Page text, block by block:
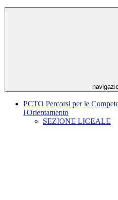
PCTO Percorsi per le
l'Orientamento
SEZIONE LICEALE